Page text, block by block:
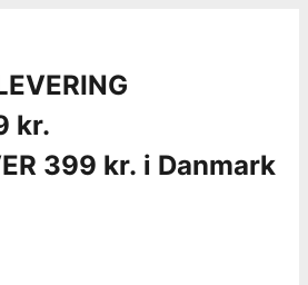
kr.
399 kr. i Danmark